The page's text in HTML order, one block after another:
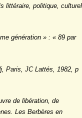
littéraire, politique, culturel
génération » : « 89 par
Paris, JC Lattés, 1982, p
de libération, de
Les Berbères en